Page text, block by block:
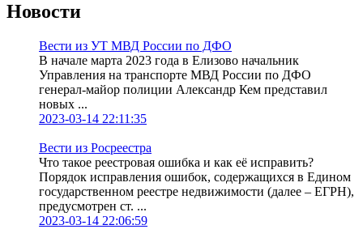
Новости
Вести из УТ МВД России по ДФО
В начале марта 2023 года в Елизово начальник
Управления на транспорте МВД России по ДФО
генерал-майор полиции Александр Кем представил
новых ...
2023-03-14 22:11:35
Вести из Росреестра
Что такое реестровая ошибка и как её исправить?
Порядок исправления ошибок, содержащихся в Едином
государственном реестре недвижимости (далее – ЕГРН),
предусмотрен ст. ...
2023-03-14 22:06:59